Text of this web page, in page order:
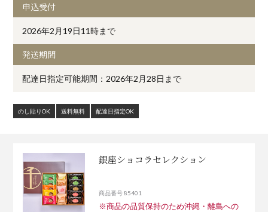
申込受付
2026年2月19日11時まで
発送期間
配達日指定可能期間：2026年2月28日まで
のし貼りOK 送料無料 配達日指定OK
銀座ショコラセレクション
商品番号 85401
※商品の品質保持のため沖縄・離島への